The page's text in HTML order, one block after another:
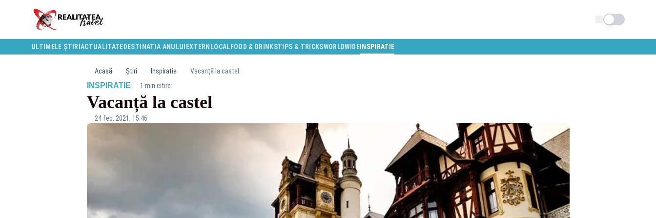
Schimba tema
ULTIMELE ȘTIRI ACTUALITATE DESTINATIA ANULUI EXTERN LOCAL FOOD & DRINKSTIPS & TRICKSWORLDWIDEINSPIRATIE
Acasă Știri Inspiratie Vacanță la castel
INSPIRATIE· 1 min citire
Vacanță la castel
24 feb. 2021, 15:46